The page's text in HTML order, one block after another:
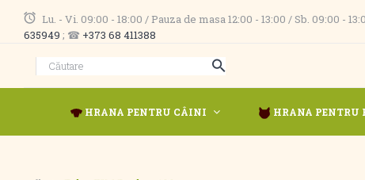
Lu. - Vi. 09:00 - 18:00 / Pauza de masa 12:00 - 13:00 / Sb. 09:00 -
635949 ; ☎ +373 68 411388
HRANA PENTRU CÂINI HRANA PENTRU